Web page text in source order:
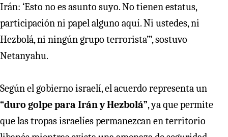
Irán: ‘Esto no es asunto suyo. No tienen estatus,
participación ni papel alguno aquí. Ni ustedes, ni
Hezbolá, ni ningún grupo terrorista’”, sostuvo
Netanyahu.
Según el gobierno israelí, el acuerdo representa un
“duro golpe para Irán y Hezbolá”, ya que permite
que las tropas israelíes permanezcan en territorio